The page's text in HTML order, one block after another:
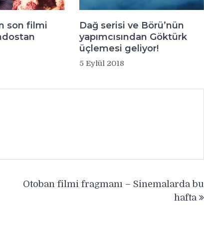
son filmi
Dağ serisi ve Börü’nün
yapımcısından Göktürk
üçlemesi geliyor!
5 Eylül 2018
Otoban filmi fragmanı – Sinemalarda bu
hafta